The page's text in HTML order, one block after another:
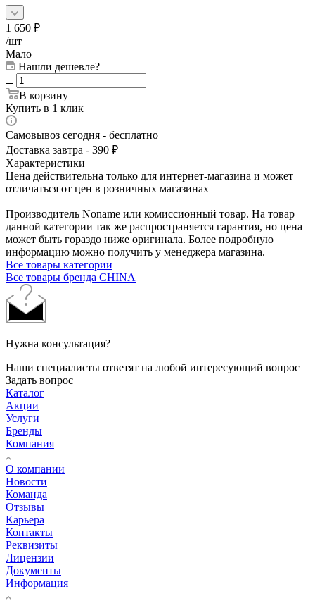
1 650 ₽
/шт
Мало
Нашли дешевле?
В корзину
Купить в 1 клик
Самовывоз сегодня - бесплатно
Доставка завтра - 390 ₽
Характеристики
Цена действительна только для интернет-магазина и может
отличаться от цен в розничных магазинах
Производитель Noname или комиссионный товар. На товар
данной категории так же распространяется гарантия, но цена
может быть гораздо ниже оригинала. Более подробную
информацию можно получить у менеджера магазина.
Все товары категории
Все товары бренда CHINA
Нужна консультация?
Наши специалисты ответят на любой интересующий вопрос
Задать вопрос
Каталог
Акции
Услуги
Бренды
Компания
О компании
Новости
Команда
Отзывы
Карьера
Контакты
Реквизиты
Лицензии
Документы
Информация